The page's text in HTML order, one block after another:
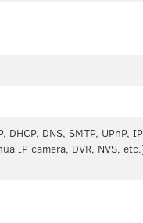
DNS, SMTP, UPnP,
IP camera, DVR, NVS,